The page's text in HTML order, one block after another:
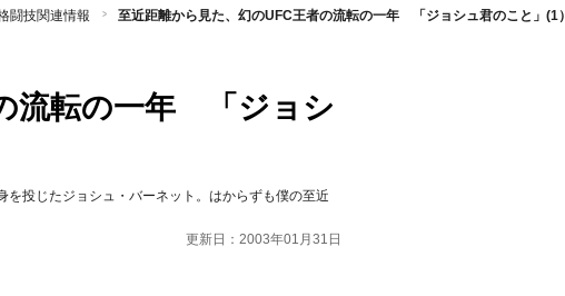
闘技関連情報 至近距離から見た、幻のUFC王者の流転の一年 「ジョシュ君のこと」(1）
流転の一年 「ジョシ
投じたジョシュ・バーネット。はからずも僕の至近
更新日：2003年01月31日